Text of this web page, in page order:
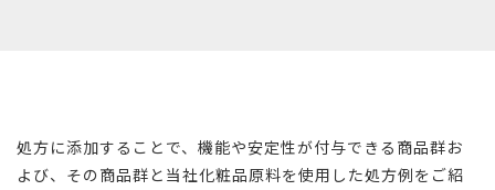
処方に添加することで、機能や安定性が付与できる商品群お
よび、その商品群と当社化粧品原料を使用した処方例をご紹